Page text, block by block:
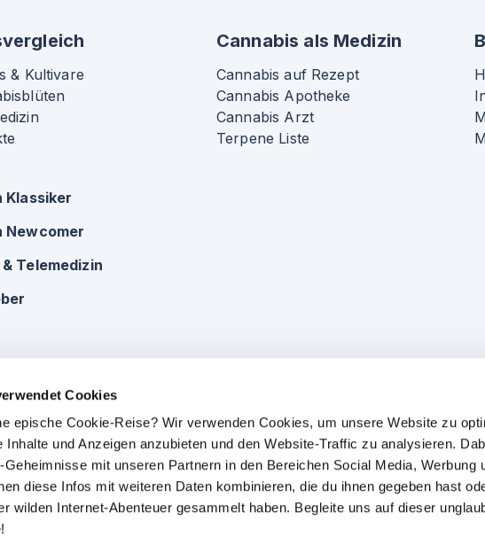
Cookies
epische Cookie-Reise? Wir verwenden Cookies, um unsere Website zu
Inhalte und Anzeigen anzubieten und den Website-Traffic zu analysieren.
mit unseren Partnern in den Bereichen Social Media, Werbung
diese Infos mit weiteren Daten kombinieren, die du ihnen gegeben hast
wilden Internet-Abenteuer gesammelt haben. Begleite uns auf dieser
& Kultivare
Cannabis als Medizin
Cannabis auf Rezept
Cannabis Apotheke
Cannabis Arzt
Terpene Liste
Klassiker
Newcomer
Telemedizin